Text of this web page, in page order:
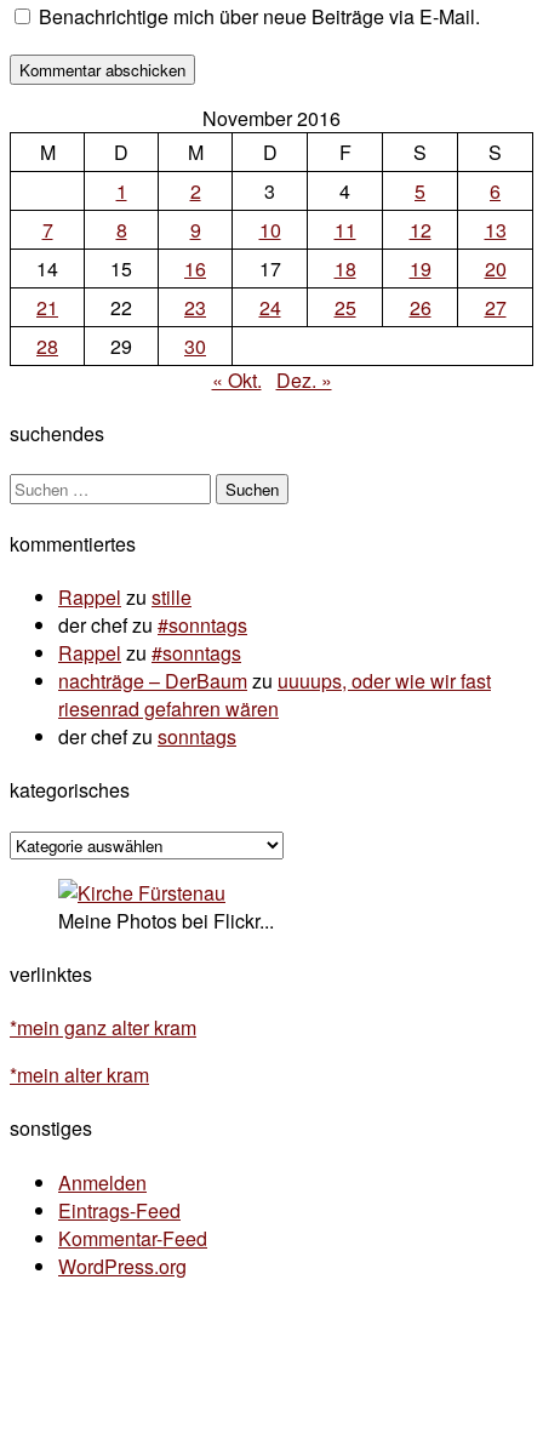
Benachrichtige mich über neue Beiträge via E-Mail.
November 2016
M
D M D F S
S
1
2 3 4 5
6
7
8 9 10 11 12
13
14
15 16 17 18 19
20
21
22 23 24 25 26
27
28
29
30
« Okt.
Dez. »
suchendes
Suchen
kommentiertes
Rappel zu stille
der chefzu #sonntags
Rappel zu #sonntags
nachträge – DerBaumzu uuuups, oder wie wir fast
riesenrad gefahren wären
der chefzu sonntags
kategorisches
kategorisches
Meine Photos bei Flickr...
verlinktes
*mein ganz alter kram
*mein alter kram
sonstiges
Anmelden
Eintrags-Feed
Kommentar-Feed
WordPress.org